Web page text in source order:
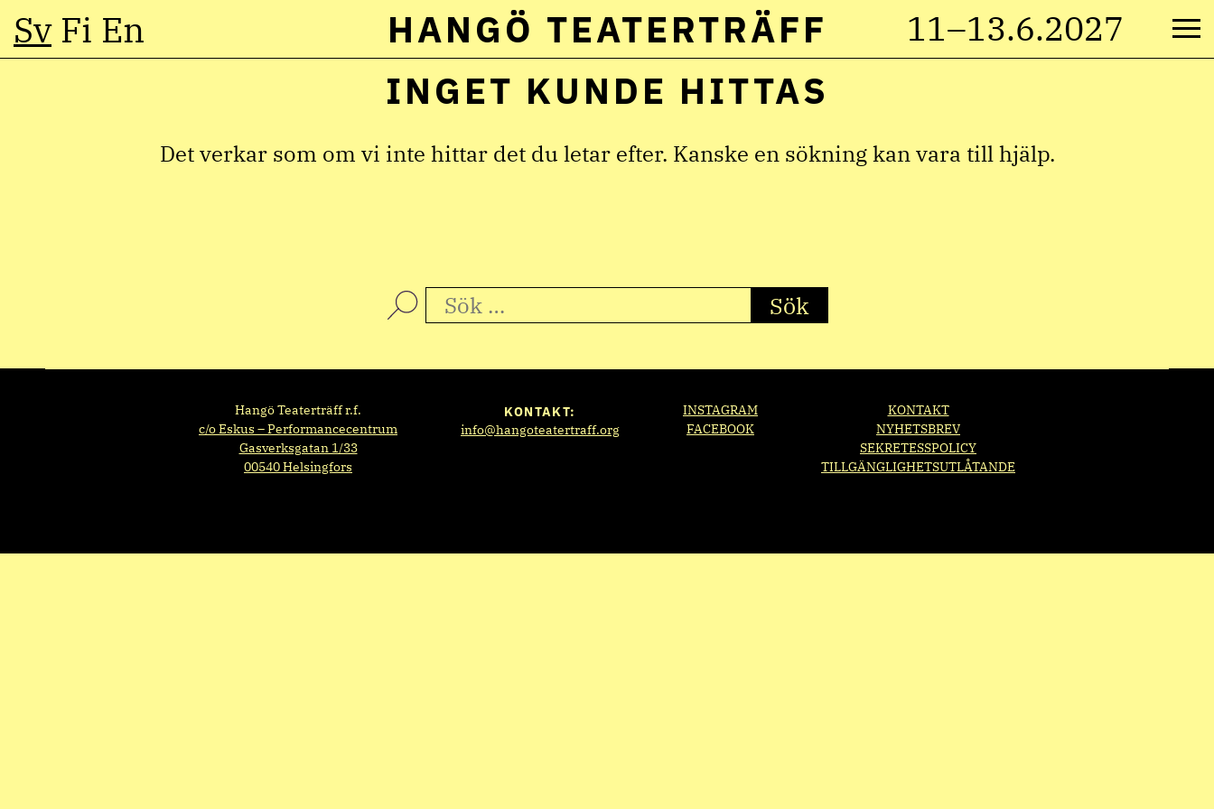
Välj
språk:
Sv Fi En HANGÖ TEATERTRÄFF 11–13.6.2027
INGET KUNDE HITTAS
Det verkar som om vi inte hittar det du letar efter. Kanske en sökning kan vara till hjälp.
Sök
Hangö Teaterträff r.f.
c/o Eskus – Performancecentrum
Gasverksgatan 1/33
00540 Helsingfors
KONTAKT:
info@hangoteatertraff.org
INSTAGRAM
FACEBOOK
KONTAKT
NYHETSBREV
SEKRETESSPOLICY
TILLGÄNGLIGHETSUTLÅTANDE